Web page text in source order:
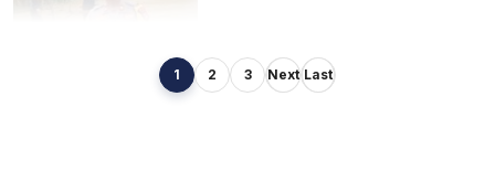
Legislator PKB Minta
1 2 3 Next Last